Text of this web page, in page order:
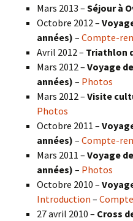
Mars 2013 – Séjour à
Octobre 2012 –
années) – Compte-
Avril 2012 – Triathlon
Mars 2012 – Voyage
années) – Photos
Mars 2012 – Visite
Photos
Octobre 2011 –
années) – Compte-
Mars 2011 – Voyage
années) – Photos
Octobre 2010 –
Introduction –
27 avril 2010 – Cross